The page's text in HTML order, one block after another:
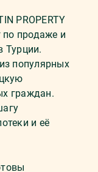
PROPERTY
по продаже и
Турции.
популярных
граждан.
и её